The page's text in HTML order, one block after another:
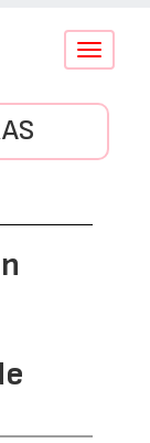
Conmutar